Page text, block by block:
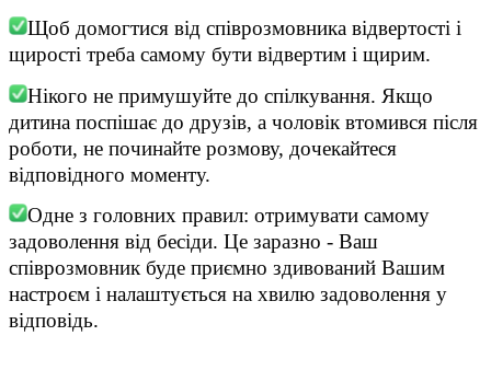
Щоб домогтися від співрозмовника відвертості і
щирості треба самому бути відвертим і щирим.
Нікого не примушуйте до спілкування. Якщо
дитина поспішає до друзів, а чоловік втомився після
роботи, не починайте розмову, дочекайтеся
відповідного моменту.
Одне з головних правил: отримувати самому
задоволення від бесіди. Це заразно - Ваш
співрозмовник буде приємно здивований Вашим
настроєм і налаштується на хвилю задоволення у
відповідь.